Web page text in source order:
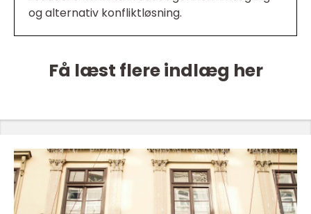
og alternativ konfliktløsning.
Få læst flere indlæg her